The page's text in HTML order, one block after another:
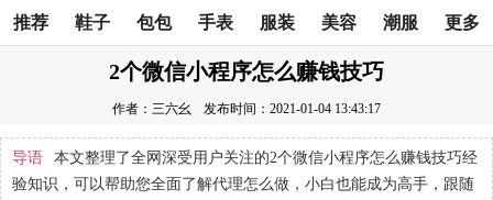
推荐 鞋子 包包 手表 服装 美容 潮服 更多
2个微信小程序怎么赚钱技巧
作者：三六幺 发布时间：2021-01-04 13:43:17
导语
本文整理了全网深受用户关注的2个微信小程序怎么赚钱技巧经
验知识，可以帮助您全面了解代理怎么做，小白也能成为高手，跟随